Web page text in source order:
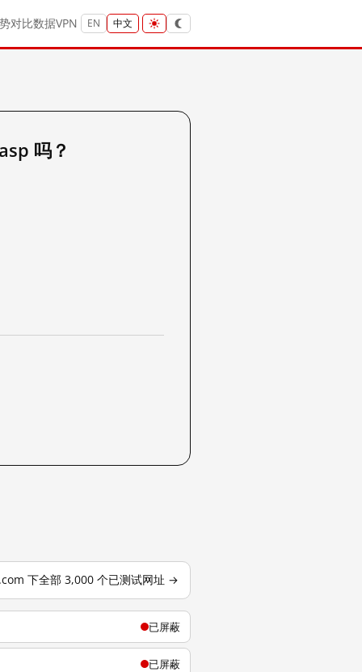
对比数据VPN EN 中文
吗？
下全部 3,000 个已测试网址 →
已屏蔽
已屏蔽